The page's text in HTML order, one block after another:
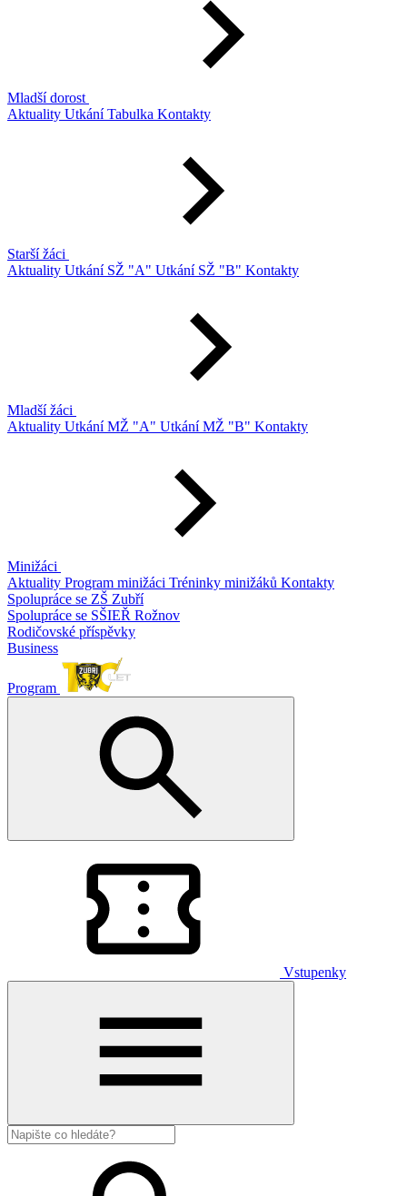
Mladší dorost
Aktuality UtkáníTabulka Kontakty
Starší žáci
Aktuality Utkání SŽ "A" Utkání SŽ "B" Kontakty
Mladší žáci
Aktuality Utkání MŽ "A" Utkání MŽ "B" Kontakty
Minižáci
Aktuality Program minižáci Tréninky minižáků Kontakty
Spolupráce se ZŠ Zubří
Spolupráce se SŠIEŘ Rožnov
Rodičovské příspěvky
Business
Program
Vstupenky